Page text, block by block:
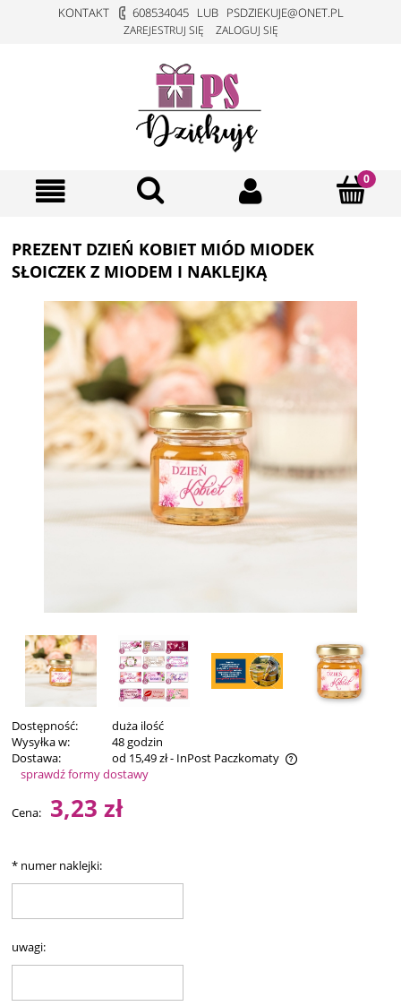
KONTAKT 608534045LUB PSDZIEKUJE@ONET.PL
ZAREJESTRUJ SIĘ ZALOGUJ SIĘ
PREZENT DZIEŃ KOBIET MIÓD MIODEK
SŁOICZEK Z MIODEM I NAKLEJKĄ
Dostępność:
duża ilość
Wysyłka w:
48 godzin
Dostawa:
od 15,49 zł- InPost Paczkomaty
Cena nie zawiera ewentualnych kosztów płatności
sprawdź formy dostawy
Cena: 3,23 zł
* numer naklejki:
uwagi: